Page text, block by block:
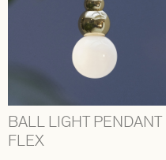
BALL LIGHT PENDANT
FLEX